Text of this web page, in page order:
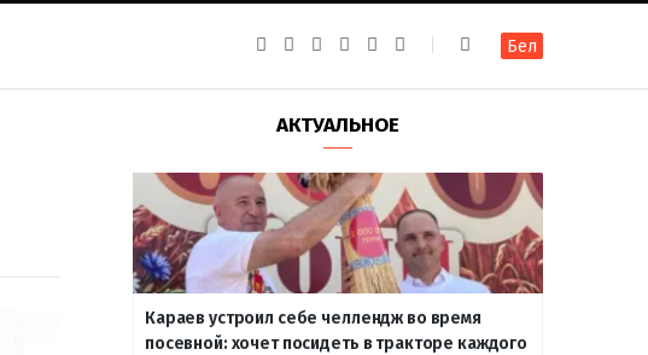
k
a
g
a
m
g
r
a
m
u
b
т
е
Бел
АКТУАЛЬНОЕ
Караев устроил себе челлендж во время
посевной: хочет посидеть в тракторе каждого